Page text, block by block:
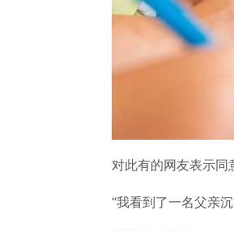
对此有的网友表示同
“我看到了一名父亲